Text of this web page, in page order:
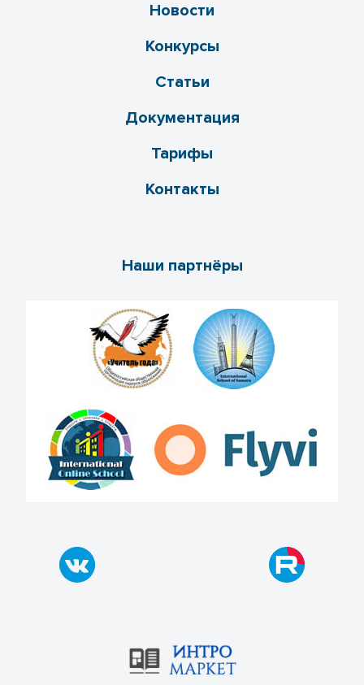
Новости
Конкурсы
Статьи
Документация
Тарифы
Контакты
Наши партнёры